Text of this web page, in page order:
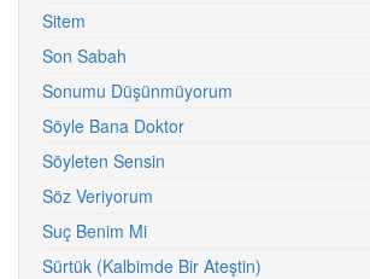
Sitem
Son Sabah
Sonumu Düşünmüyorum
Söyle Bana Doktor
Söyleten Sensin
Söz Veriyorum
Suç Benim Mi
Sürtük (Kalbimde Bir Ateştin)